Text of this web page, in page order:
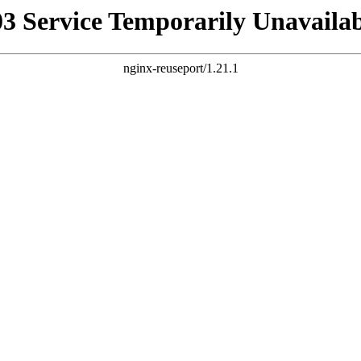
Service Temporarily
nginx-reuseport/1.21.1